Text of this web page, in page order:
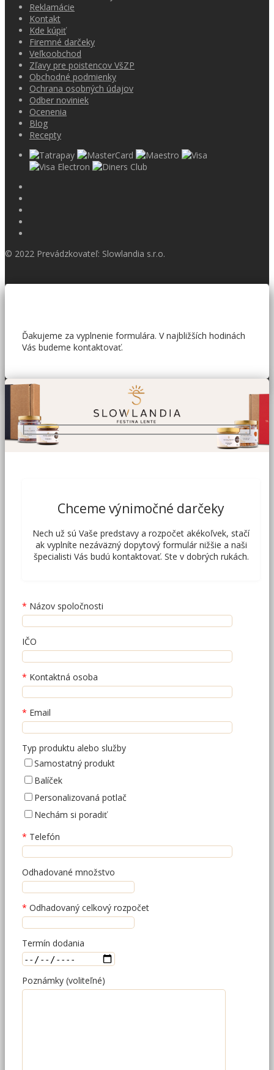
Reklamácie
Kontakt
Kde kúpiť
Firemné darčeky
Veľkoobchod
Zľavy pre poistencov VšZP
Obchodné podmienky
Ochrana osobných údajov
Odber noviniek
Ocenenia
Blog
Recepty
© 2022 Prevádzkovateľ: Slowlandia s.r.o.
Ďakujeme za vyplnenie formulára. V najbližších hodinách
Vás budeme kontaktovať.
Chceme výnimočné darčeky
Nech už sú Vaše predstavy a rozpočet akékoľvek, stačí
ak vyplníte nezáväzný dopytový formulár nižšie a naši
špecialisti Vás budú kontaktovať. Ste v dobrých rukách.
Názov spoločnosti
IČO
Kontaktná osoba
Email
Typ produktu alebo služby
Samostatný produkt
Balíček
Personalizovaná potlač
Nechám si poradiť
Telefón
Odhadované množstvo
Odhadovaný celkový rozpočet
Termín dodania
Poznámky (voliteľné)